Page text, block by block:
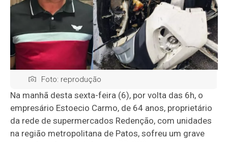
Foto: reprodução
Na manhã desta sexta-feira (6), por volta das 6h, o
empresário Estoecio Carmo, de 64 anos, proprietário
da rede de supermercados Redenção, com unidades
na região metropolitana de Patos, sofreu um grave